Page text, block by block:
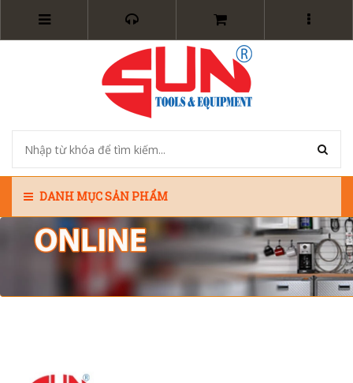
DANH MỤC SẢN PHẨM